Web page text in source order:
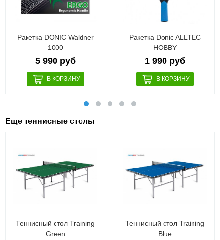
Ракетка DONIC Waldner
1000
5 990 руб
Ракетка Donic ALLTEC
HOBBY
1 990 руб
Еще теннисные столы
Теннисный стол Training
Green
Теннисный стол Training
Blue